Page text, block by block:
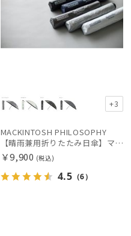
+3
MACKINTOSH PHILOSOPHY
【晴雨兼用折りたたみ日傘】マッキントッシュ フィロソフィー(MACKINTOSH PHILOSOPHY) バーブレラ サンプロテクトシリーズ（SUNPROTECT）無地 軽量 遮熱 遮光100 55
￥9,900 (税込)
4.5 （6）